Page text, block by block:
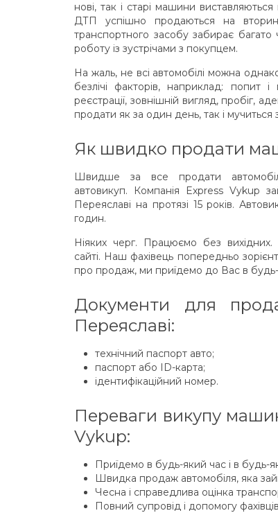
нові, так і старі машини
ДТП успішно продаються на
транспортного засобу забирає
роботу із зустрічами з покупцем.
На жаль, не всі автомобілі можна
безлічі факторів, наприклад: попит
реєстрації, зовнішній вигляд, пробіг,
продати як за один день, так і
Як швидко продати
Швидше за все продати
автовикуп. Компанія Express Vykup
Переяславі на протязі 15 років.
годин.
Ніяких черг. Працюємо без
сайті. Наш фахівець попередньо
про продаж, ми приїдемо до Вас в будь-
Документи для
Переяславі:
технічний паспорт авто;
паспорт або ID-карта;
ідентифікаційний номер.
Переваги викупу
Vykup:
Приїдемо в будь-який час і в будь-
Швидка продаж автомобіля, яка
Чесна і справедлива оцінка
Повний супровід і допомогу